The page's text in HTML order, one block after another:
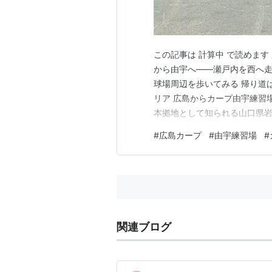
この記事は 計算中 で読めま
から由宇へ――瀬戸内を西へ
球場周辺を歩いてみる 帰り道
リア 広島からカープ由宇練
本拠地として知られる山口県
市内から一般道と山陽道を利
しむ、のんびりドライブ旅と
#広島カープ #由宇練習場 #
関連ブログ